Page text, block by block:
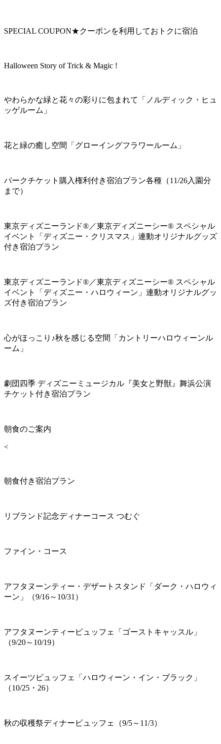
SPECIAL COUPON★クーポンを利用しておトクに宿泊
Halloween Story of Trick & Magic !
やわらかな緑と花々の彩りに包まれて「ノルディック・ヒュ
ッゲルーム」
花と緑の癒し空間「グローイングフラワールーム」
パークチケット購入権利付き宿泊プラン各種（11/26入園分
まで）
東京ディズニーランド®／東京ディズニーシー® スペシャル
イベント「ディズニー・クリスマス」連動オリジナルグッズ
付き宿泊プラン
東京ディズニーランド®／東京ディズニーシー® スペシャル
イベント「ディズニー・ハロウィーン」連動オリジナルグッ
ズ付き宿泊プラン
心がほっこり♪秋を感じる空間「カントリーハロウィーンル
ーム」
劇団四季 ディズニーミュージカル『美女と野獣』舞浜公演
チケット付き宿泊プラン
朝食のご案内
<
朝食付き宿泊プラン
リブランド記念ディナーコース つむぐ
ファイン・コース
アフタヌーンティー・デザートスタンド「ダーク・ハロウィ
ーン」（9/16～10/31）
アフタヌーンティービュッフェ「ゴーストキャッスル」
（9/20～10/19）
スイーツビュッフェ「ハロウィーン・イン・ブラック」
（10/25・26）
秋の収穫祭ディナービュッフェ（9/5～11/3）